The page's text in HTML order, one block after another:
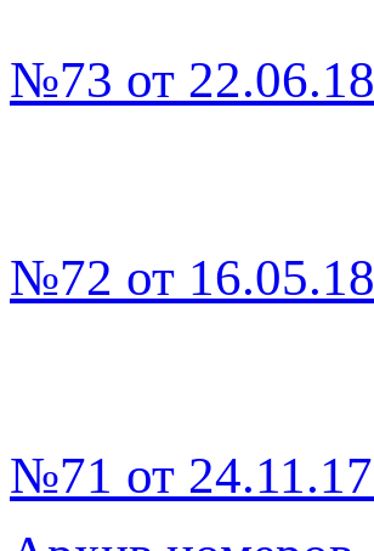
№73 от 22.06.18
№72 от 16.05.18
№71 от 24.11.17